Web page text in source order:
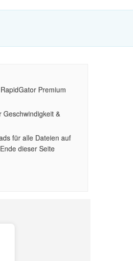
Premium
&
für alle Dateien auf
dieser Seite